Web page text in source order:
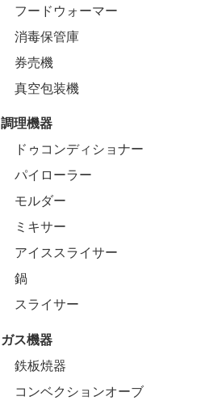
フードウォーマー
消毒保管庫
券売機
真空包装機
調理機器
ドゥコンディショナー
パイローラー
モルダー
ミキサー
アイススライサー
鍋
スライサー
ガス機器
鉄板焼器
コンベクションオーブ